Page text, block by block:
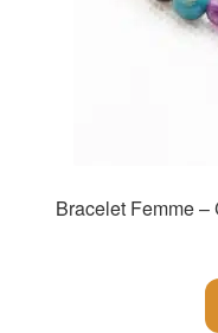
Bracelet Femme